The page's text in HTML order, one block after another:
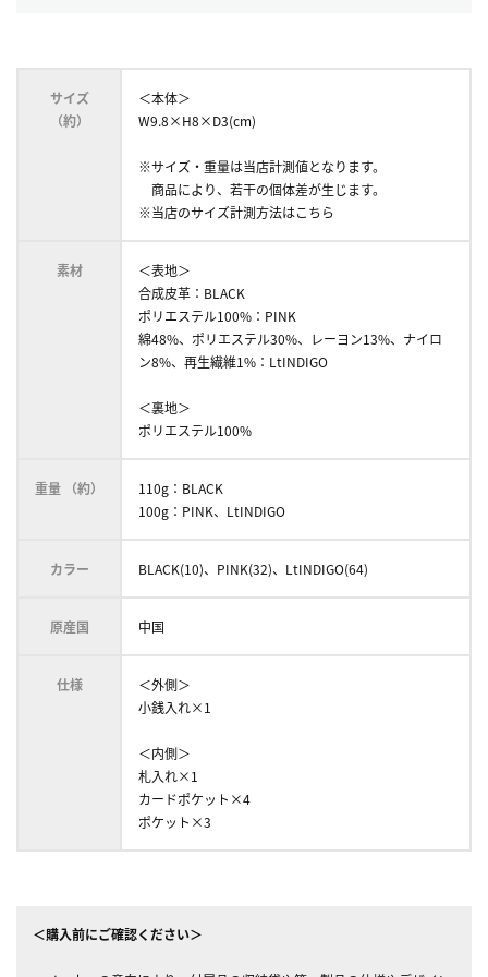
サイズ
（約）
＜本体＞
W9.8×H8×D3(cm)
※サイズ・重量は当店計測値となります。
商品により、若干の個体差が生じます。
※当店のサイズ計測方法はこちら
素材
＜表地＞
合成皮革：BLACK
ポリエステル100%：PINK
綿48%、ポリエステル30%、レーヨン13%、ナイロ
ン8%、再生繊維1%：LtINDIGO
＜裏地＞
ポリエステル100%
重量 （約）
110g：BLACK
100g：PINK、LtINDIGO
カラー BLACK(10)、PINK(32)、LtINDIGO(64)
原産国 中国
仕様
＜外側＞
小銭入れ×1
＜内側＞
札入れ×1
カードポケット×4
ポケット×3
＜購入前にご確認ください＞